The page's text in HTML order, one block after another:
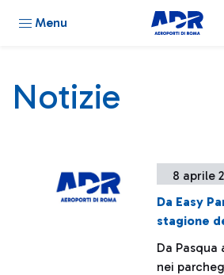
Menu
Notizie
8 aprile
Da Easy
stagione
Da
nei